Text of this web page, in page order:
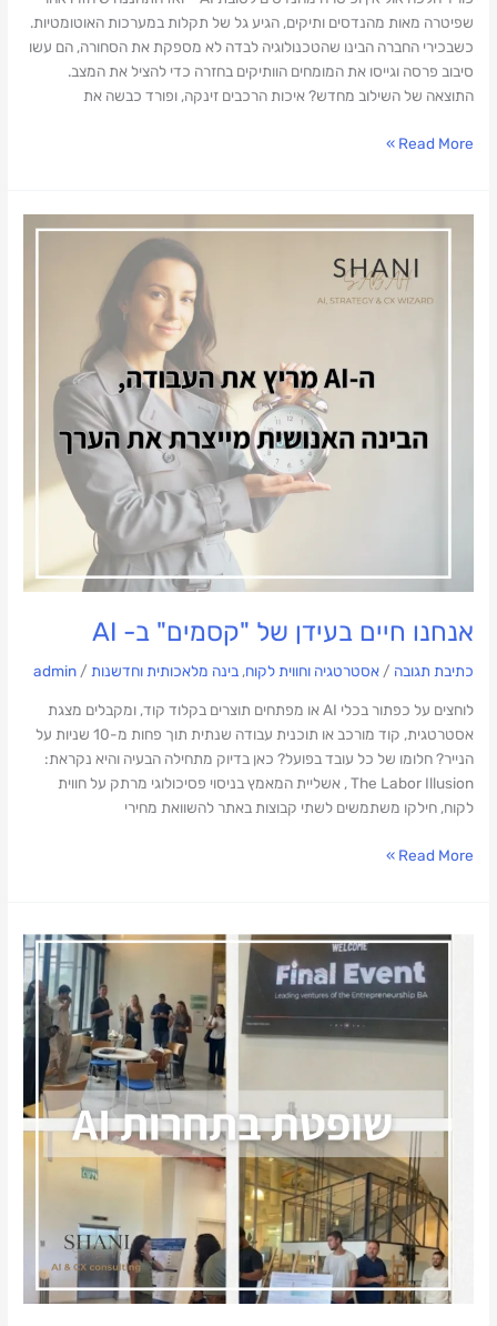
שפיטרה מאות מהנדסים ותיקים, הגיע גל של תקלות במערכות האוטומטיות.
כשבכירי החברה הבינו שהטכנולוגיה לבדה לא מספקת את הסחורה, הם עשו
סיבוב פרסה וגייסו את המומחים הוותיקים בחזרה כדי להציל את המצב.
התוצאה של השילוב מחדש? איכות הרכבים זינקה, ופורד כבשה את
Read More »
אנחנו חיים בעידן של "קסמים" ב- AI
כתיבת תגובה /אסטרטגיה וחווית לקוח,בינה מלאכותית וחדשנות /
admin
לוחצים על כפתור בכלי AI או מפתחים תוצרים בקלוד קוד, ומקבלים מצגת
אסטרטגית, קוד מורכב או תוכנית עבודה שנתית תוך פחות מ-10 שניות על
הנייר? חלומו של כל עובד בפועל? כאן בדיוק מתחילה הבעיה והיא נקראת:
The Labor Illusion , אשליית המאמץ בניסוי פסיכולוגי מרתק על חווית
לקוח, חילקו משתמשים לשתי קבוצות באתר להשוואת מחירי
אנחנו
Read More »
שופטת
באוניברסיטת